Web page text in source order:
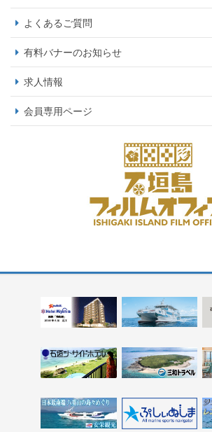
よくあるご質問
有料バナーのお知らせ
求人情報
会員専用ページ